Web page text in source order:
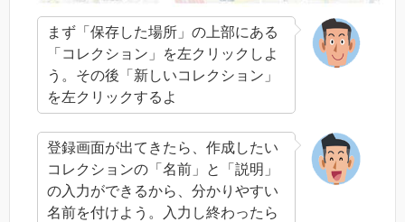
まず「保存した場所」の上部にある
「コレクション」を左クリックしよ
う。その後「新しいコレクション」
を左クリックするよ
登録画面が出てきたら、作成したい
コレクションの「名前」と「説明」
の入力ができるから、分かりやすい
名前を付けよう。入力し終わったら